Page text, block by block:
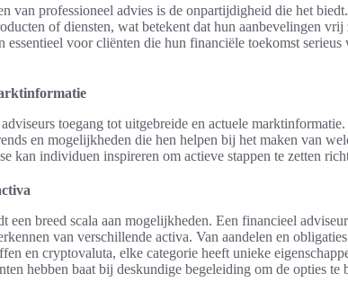
van professioneel advies is de onpartijdigheid die het
of diensten, wat betekent dat hun aanbevelingen
essentieel voor cliënten die hun financiële toekomst
toegang tot uitgebreide en actuele
en mogelijkheden die hen helpen bij het maken van
kan individuen inspireren om actieve stappen te zetten
een breed scala aan mogelijkheden. Een financieel
van verschillende activa. Van aandelen en
en cryptovaluta, elke categorie heeft unieke
hebben baat bij deskundige begeleiding om de opties te